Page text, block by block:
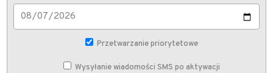
Przetwarzanie priorytetowe
Wysyłanie wiadomości SMS po aktywacji